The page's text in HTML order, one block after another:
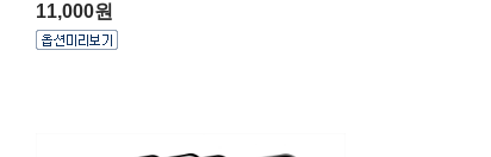
11,000원